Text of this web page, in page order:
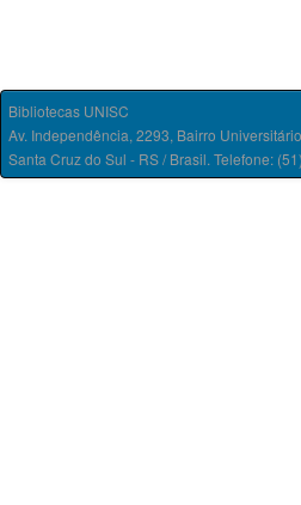
Bibliotecas UNISC
Av. Independência, 2293, Bairro
Santa Cruz do Sul - RS / Brasil. Telefone: